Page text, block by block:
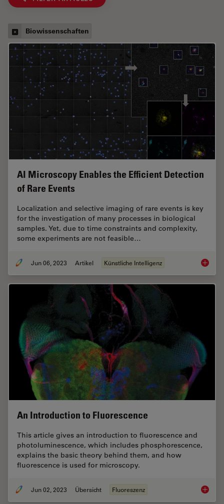
Biowissenschaften
AI Microscopy Enables the Efficient Detection
of Rare Events
Localization and selective imaging of rare events is key
for the investigation of many processes in biological
samples. Yet, due to time constraints and complexity,
some experiments are not feasible…
Jun 06, 2023 Artikel Künstliche Intelligenz AI
An Introduction to Fluorescence
This article gives an introduction to fluorescence and
photoluminescence, which includes phosphorescence,
explains the basic theory behind them, and how
fluorescence is used for microscopy.
Jun 02, 2023 Übersicht Fluoreszenz An